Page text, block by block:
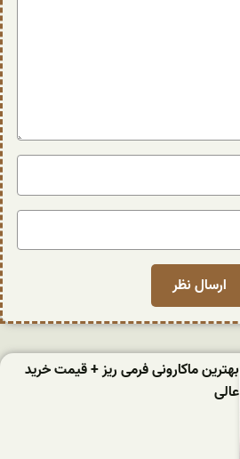
بهترین ماکارونی فرمی ریز + قیمت خرید
عالی